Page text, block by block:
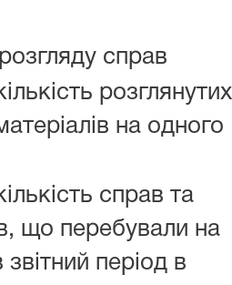
справ
розглянутих
на одного
справ та
що перебували на
звітний період в